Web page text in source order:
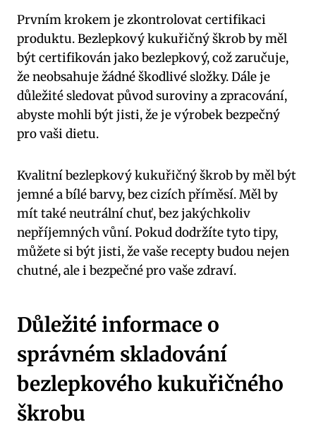
Prvním krokem je zkontrolovat certifikaci
produktu. Bezlepkový kukuřičný škrob by měl
být certifikován jako bezlepkový, což zaručuje,
že neobsahuje žádné škodlivé složky. Dále je
důležité sledovat původ suroviny a zpracování,
abyste mohli být jisti, že je výrobek bezpečný
pro vaši dietu.
Kvalitní bezlepkový kukuřičný škrob by měl být
jemné a bílé barvy, bez cizích příměsí. Měl by
mít také neutrální chuť, bez jakýchkoliv
nepříjemných vůní. Pokud dodržíte tyto tipy,
můžete si být jisti, že vaše recepty budou nejen
chutné, ale i bezpečné pro vaše zdraví.
Důležité informace o
správném skladování
bezlepkového kukuřičného
škrobu